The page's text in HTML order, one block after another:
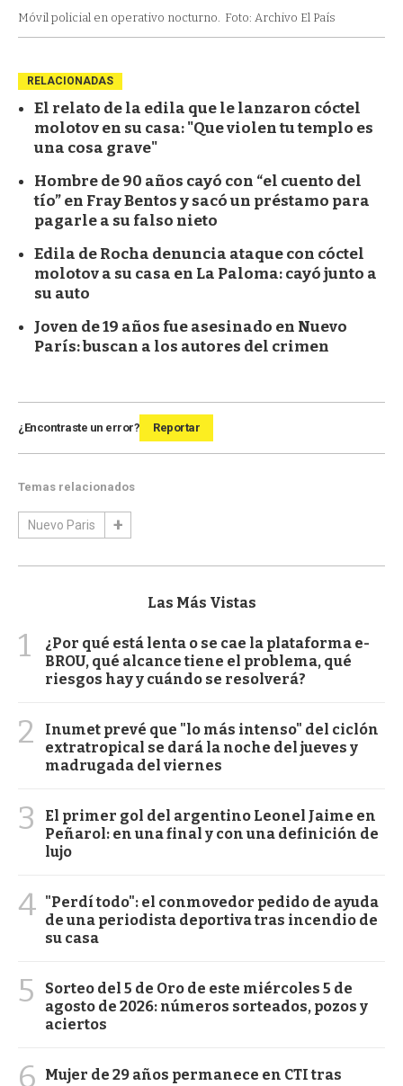
Móvil policial en operativo nocturno. Foto: Archivo El País
RELACIONADAS
El relato de la edila que le lanzaron cóctel
molotov en su casa: "Que violen tu templo es
una cosa grave"
Hombre de 90 años cayó con “el cuento del
tío” en Fray Bentos y sacó un préstamo para
pagarle a su falso nieto
Edila de Rocha denuncia ataque con cóctel
molotov a su casa en La Paloma: cayó junto a
su auto
Joven de 19 años fue asesinado en Nuevo
París: buscan a los autores del crimen
¿Encontraste un error? Reportar
Temas relacionados
Nuevo Paris
Las Más Vistas
1
¿Por qué está lenta o se cae la plataforma e-
BROU, qué alcance tiene el problema, qué
riesgos hay y cuándo se resolverá?
2
Inumet prevé que "lo más intenso" del ciclón
extratropical se dará la noche del jueves y
madrugada del viernes
3
El primer gol del argentino Leonel Jaime en
Peñarol: en una final y con una definición de
lujo
4 "Perdí todo": el conmovedor pedido de ayuda
de una periodista deportiva tras incendio de
su casa
5
Sorteo del 5 de Oro de este miércoles 5 de
agosto de 2026: números sorteados, pozos y
aciertos
6
Mujer de 29 años permanece en CTI tras